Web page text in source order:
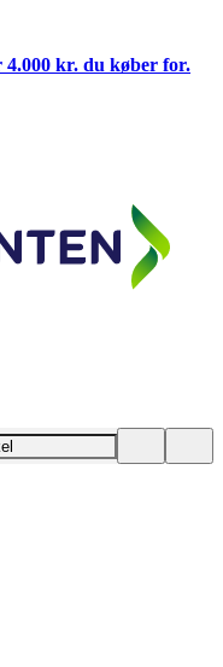
kr. du køber for.